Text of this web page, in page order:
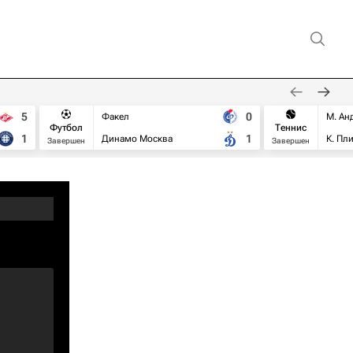
5
1
Футбол
Завершен
Факел
Динамо Москва
0
1
Теннис
Завершен
М.
К.